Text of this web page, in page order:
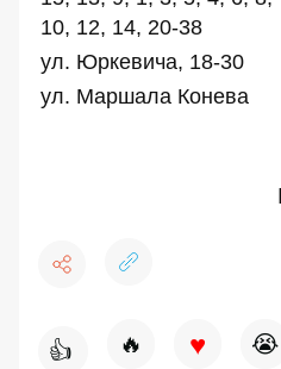
10, 12, 14, 20-38
ул. Юркевича, 18-30
ул. Маршала Конева
👍 🔥 ♥ 😭